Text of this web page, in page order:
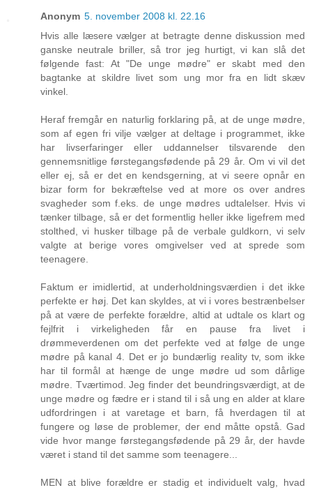
Anonym 5. november 2008 kl. 22.16
Hvis alle læsere vælger at betragte denne diskussion med
ganske neutrale briller, så tror jeg hurtigt, vi kan slå det
følgende fast: At "De unge mødre" er skabt med den
bagtanke at skildre livet som ung mor fra en lidt skæv
vinkel.
Heraf fremgår en naturlig forklaring på, at de unge mødre,
som af egen fri vilje vælger at deltage i programmet, ikke
har livserfaringer eller uddannelser tilsvarende den
gennemsnitlige førstegangsfødende på 29 år. Om vi vil det
eller ej, så er det en kendsgerning, at vi seere opnår en
bizar form for bekræftelse ved at more os over andres
svagheder som f.eks. de unge mødres udtalelser. Hvis vi
tænker tilbage, så er det formentlig heller ikke ligefrem med
stolthed, vi husker tilbage på de verbale guldkorn, vi selv
valgte at berige vores omgivelser ved at sprede som
teenagere.
Faktum er imidlertid, at underholdningsværdien i det ikke
perfekte er høj. Det kan skyldes, at vi i vores bestrænbelser
på at være de perfekte forældre, altid at udtale os klart og
fejlfrit i virkeligheden får en pause fra livet i
drømmeverdenen om det perfekte ved at følge de unge
mødre på kanal 4. Det er jo bundærlig reality tv, som ikke
har til formål at hænge de unge mødre ud som dårlige
mødre. Tværtimod. Jeg finder det beundringsværdigt, at de
unge mødre og fædre er i stand til i så ung en alder at klare
udfordringen i at varetage et barn, få hverdagen til at
fungere og løse de problemer, der end måtte opstå. Gad
vide hvor mange førstegangsfødende på 29 år, der havde
været i stand til det samme som teenagere...
MEN at blive forældre er stadig et individuelt valg, hvad